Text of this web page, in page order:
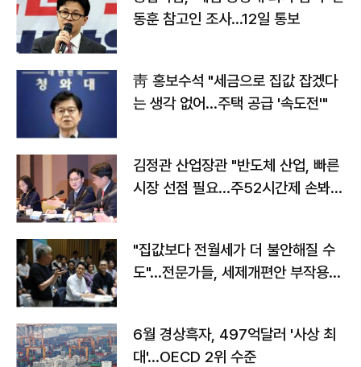
동훈 참고인 조사...12일 통보
靑 홍보수석 "세금으로 집값 잡겠다
는 생각 없어…주택 공급 '속도전'"
김정관 산업장관 "반도체 산업, 빠른
시장 선점 필요…주52시간제 손봐
"집값보다 전월세가 더 불안해질 수
도"…전문가들, 세제개편안 부작용
6월 경상흑자, 497억달러 '사상 최
대'…OECD 2위 수준